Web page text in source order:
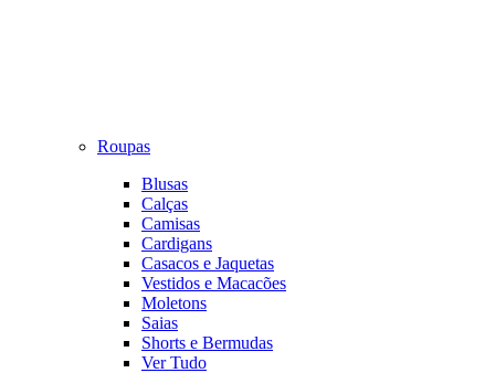
Roupas
Blusas
Calças
Camisas
Cardigans
Casacos e Jaquetas
Vestidos e Macacões
Moletons
Saias
Shorts e Bermudas
Ver Tudo